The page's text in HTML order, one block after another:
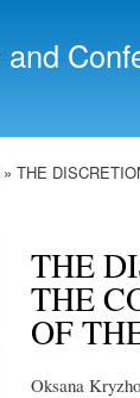
» THE
THE
THE
OF
Oksana